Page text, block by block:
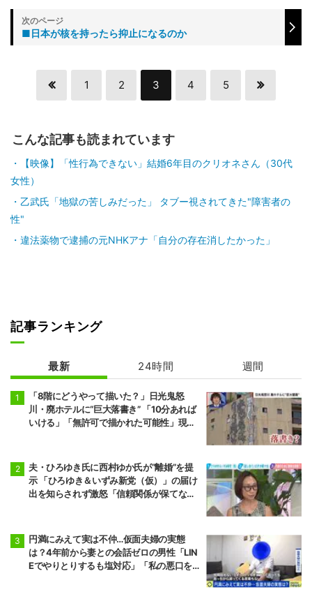
■日本が核を持ったら抑止になるのか
1 2 3 4 5
こんな記事も読まれています
【映像】「性行為できない」結婚6年目のクリオネさん（30代
女性）
乙武氏「地獄の苦しみだった」 タブー視されてきた"障害者の
性"
違法薬物で逮捕の元NHKアナ「自分の存在消したかった」
記事ランキング
最新 24時間 週間
「8階にどうやって描いた？」日光鬼怒
川・廃ホテルに“巨大落書き” 「10分あれば
いける」「無許可で描かれた可能性」現役
夫・ひろゆき氏に西村ゆか氏が“離婚”を提
示 「ひろゆき＆いずみ新党（仮）」の届け
出を知らされず激怒「信頼関係が保てない
円満にみえて実は不仲…仮面夫婦の実態
は？4年前から妻との会話ゼロの男性「LIN
Eでやりとりするも塩対応」「私の悪口を